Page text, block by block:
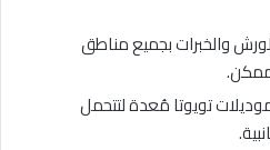
والخبرات بجميع مناطق
تويوتا مُعدة لتتحمل